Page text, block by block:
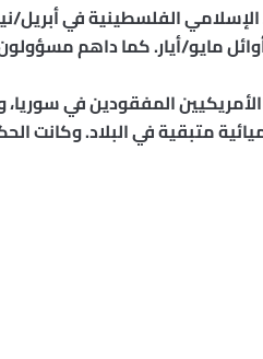
الفلسطينية في
مايو/أيار. كما داهم
المفقودين في
متبقية في البلاد.